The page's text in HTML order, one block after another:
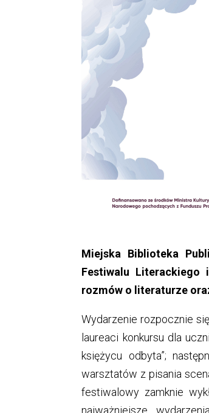
Miejska Biblioteka
Festiwalu
rozmów o literaturze
Wydarzenie rozpocznie
laureaci konkursu dla
księżycu odbyta”;
warsztatów z pisania
festiwalowy zamknie
najważniejsze